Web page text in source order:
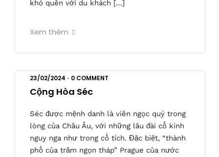
khó quên với du khách […]
Xem thêm
23/02/2024 • 0 COMMENT
Cộng Hòa Séc
Séc được mệnh danh là viên ngọc quý trong
lòng của Châu Âu, với những lâu đài cổ kính
nguy nga như trong cổ tích. Đặc biệt, “thành
phố của trăm ngọn tháp” Prague của nước